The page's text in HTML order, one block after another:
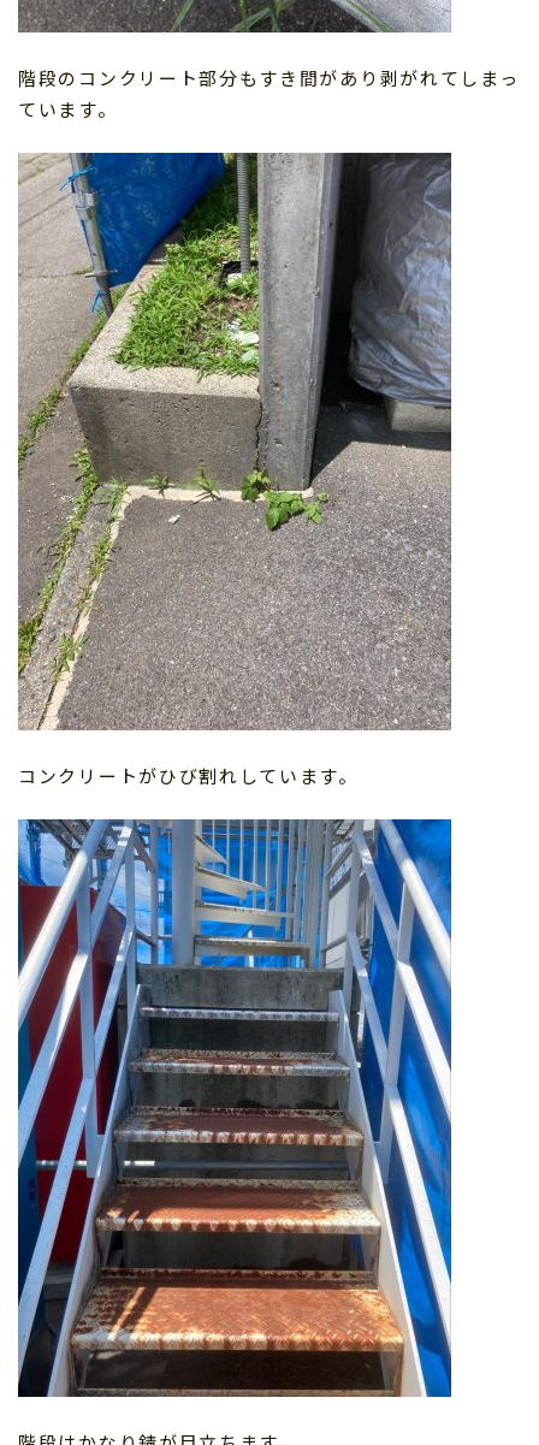
階段のコンクリート部分もすき間があり剥がれてしまっ
ています。
コンクリートがひび割れしています。